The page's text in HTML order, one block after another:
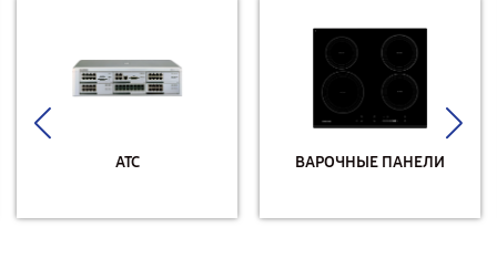
АТС ВАРОЧНЫЕ ПАНЕЛИ